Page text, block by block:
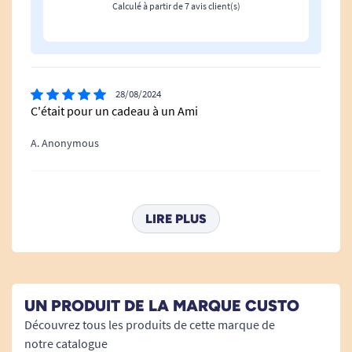
Calculé à partir de 7 avis client(s)
28/08/2024
C'était pour un cadeau à un Ami
A. Anonymous
Couvre siège élégant , ergonomique et confortable
21/12/2022
très confortable, enchantée;;;
LIRE PLUS
UN PRODUIT DE LA MARQUE CUSTO
Découvrez tous les produits de cette marque de
notre catalogue